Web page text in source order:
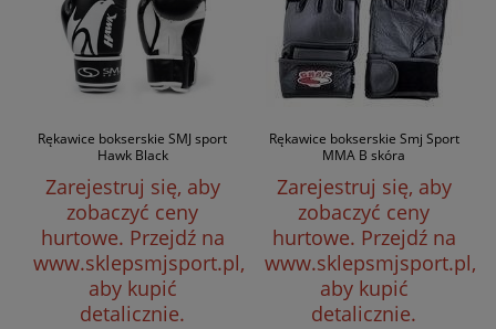
Rękawice bokserskie SMJ sport
Hawk Black
Zarejestruj się, aby
zobaczyć ceny
hurtowe. Przejdź na
www.sklepsmjsport.pl,
aby kupić
detalicznie.
Rękawice bokserskie Smj Sport
MMA B skóra
Zarejestruj się, aby
zobaczyć ceny
hurtowe. Przejdź na
www.sklepsmjsport.pl,
aby kupić
detalicznie.